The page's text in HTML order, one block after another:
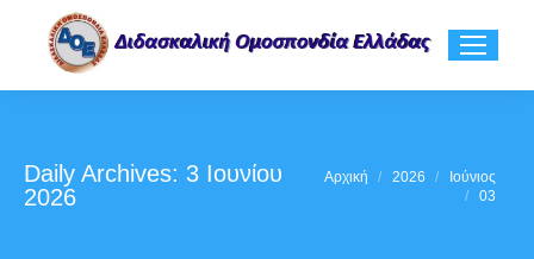
Daily Archives: 3 Ιουνίου
2026
You are here:
Αρχική 2026
Ιούνιος
03